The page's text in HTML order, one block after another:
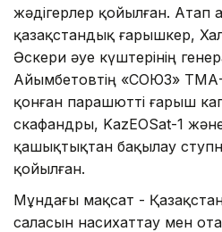
жәдігерлер қойылған. Атап
қазақстандық ғарышкер,
Әскери әуе күштерінің
Айымбетовтің «СОЮЗ» ТМА-
қонған парашютті ғарыш
скафандры, KazEOSat-1
қашықтықтан бақылау
қойылған.
Мұндағы мақсат -
саласын насихаттау мен